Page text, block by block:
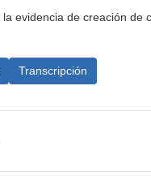
evidencia de creación de
Transcripción